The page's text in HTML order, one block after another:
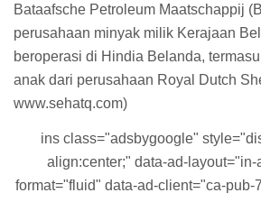
Bataafsche Petroleum Maatschappij
perusahaan minyak milik Kerajaan
beroperasi di Hindia Belanda,
anak dari perusahaan Royal Dutch
www.sehatq.com)
ins class="adsbygoogle"
align:center;" data-ad-
format="fluid" data-ad-client="ca-